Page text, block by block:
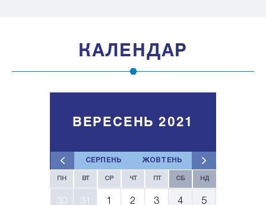
КАЛЕНДАР
СЕРПЕНЬ ЖОВТЕНЬ
ВЕРЕСЕНЬ 2021
ПН ВТ СР ЧТ СБ НД
30 31 2 3 4 5